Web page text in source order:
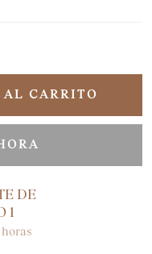
AL CARRITO
DE
1